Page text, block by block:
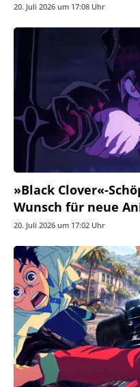
20. Juli 2026 um 17:08 Uhr
»Black Clover«-
Wunsch für neue
20. Juli 2026 um 17:02 Uhr